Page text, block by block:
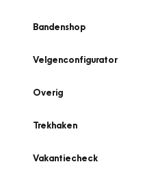
Bandenshop
Velgenconfigurator
Overig
Trekhaken
Vakantiecheck